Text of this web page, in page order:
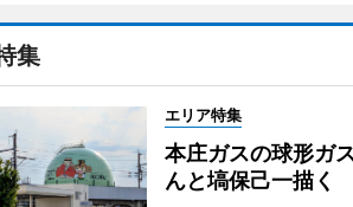
集
エリア特集
本庄ガスの球形ガ
んと塙保己一描く